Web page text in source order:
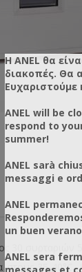
30 συρταριών
στους 35-40°C.
Η ANEL θα
διακοπές. Θα
Ευχαριστούμε
ANEL will be
respond to
summer!
ANEL sarà
messaggi e
ANEL
un buen
ANEL sera